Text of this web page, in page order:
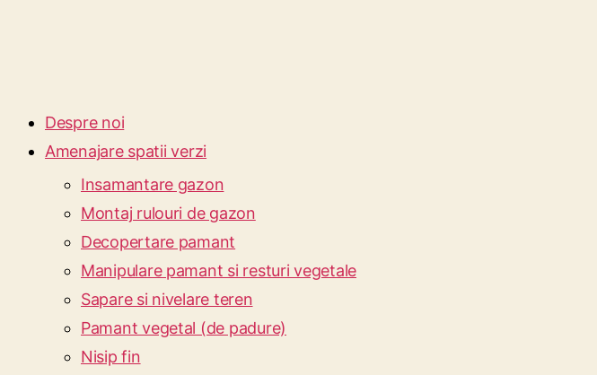
Despre noi
Amenajare spatii verzi
Insamantare gazon
Montaj rulouri de gazon
Decopertare pamant
Manipulare pamant si resturi vegetale
Sapare si nivelare teren
Pamant vegetal (de padure)
Nisip fin